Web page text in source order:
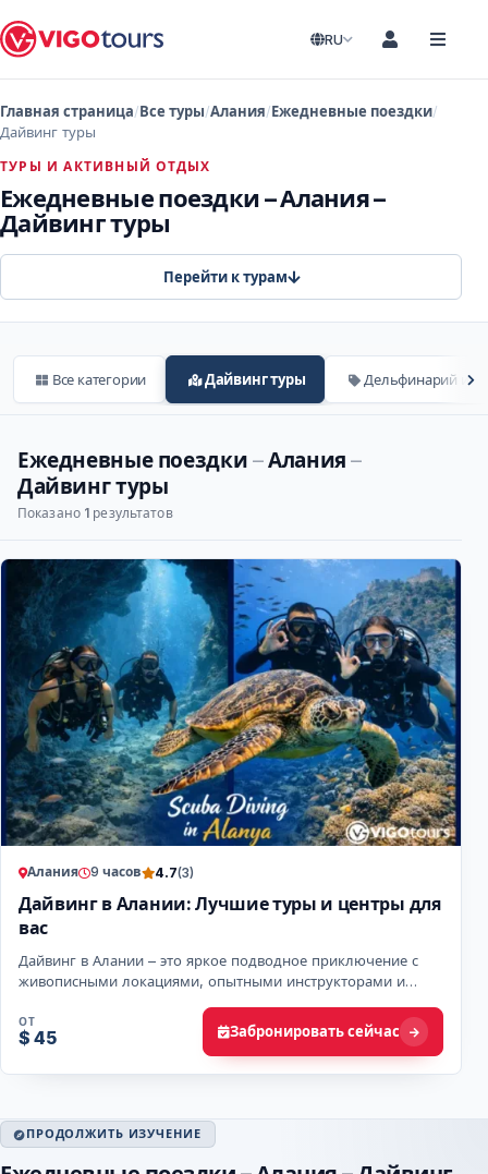
RU
Главная страница Все туры Алания Ежедневные поездки
Дайвинг туры
ТУРЫ И АКТИВНЫЙ ОТДЫХ
Ежедневные поездки – Алания –
Дайвинг туры
Перейти к турам
Все категории Дайвинг туры Дельфинарий и
Ежедневные поездки –Алания–
Дайвинг туры
Показано 1 результатов
Алания 9 часов 4.7(3)
Дайвинг в Алании: Лучшие туры и центры для
вас
Дайвинг в Алании – это яркое подводное приключение с
живописными локациями, опытными инструкторами и
ОТ
$ 45 Забронировать сейчас
ПРОДОЛЖИТЬ ИЗУЧЕНИЕ